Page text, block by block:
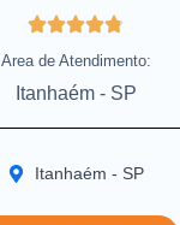
Area de Atendimento:
Itanhaém - SP
Itanhaém - SP